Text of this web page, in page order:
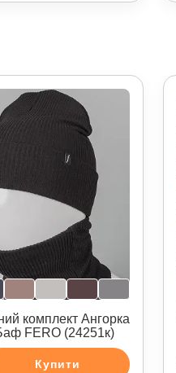
комплект Ангорка
FERO (24251к)
Купити